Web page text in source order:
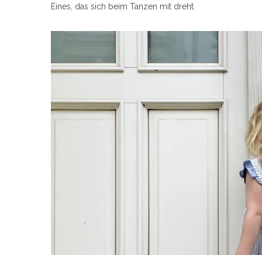
Eines, das sich beim Tanzen mit dreht.